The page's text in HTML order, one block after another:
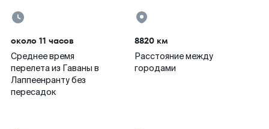
около 11 часов
Среднее время
перелета из Гаваны в
Лаппеенранту без
пересадок
8820 км
Расстояние между
городами